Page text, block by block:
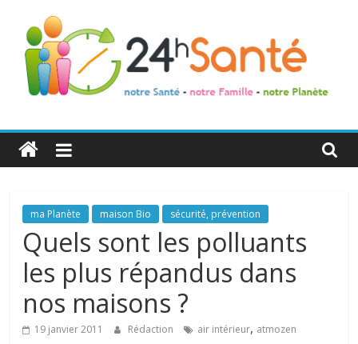
24h
Santé
La
santé
de
toute
famille
ma Planète maison Bio sécurité, prévention
Quels sont les polluants
les plus répandus dans
nos maisons ?
19 janvier 2011 Rédaction air intérieur, atmozen